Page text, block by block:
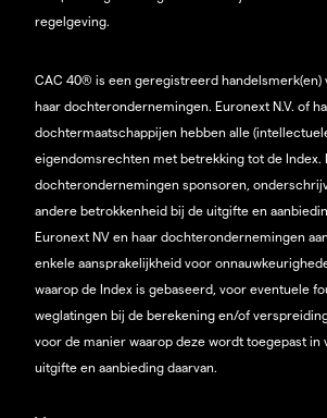
regelgeving.
CAC 40® is een geregistreerd handelsmerk(en)
haar dochterondernemingen. Euronext N.V. of
dochtermaatschappijen hebben alle
eigendomsrechten met betrekking tot de Index.
dochterondernemingen sponsoren,
andere betrokkenheid bij de uitgifte en
Euronext NV en haar dochterondernemingen
enkele aansprakelijkheid voor
waarop de Index is gebaseerd, voor eventuele
weglatingen bij de berekening en/of
voor de manier waarop deze wordt toegepast in
uitgifte en aanbieding daarvan.